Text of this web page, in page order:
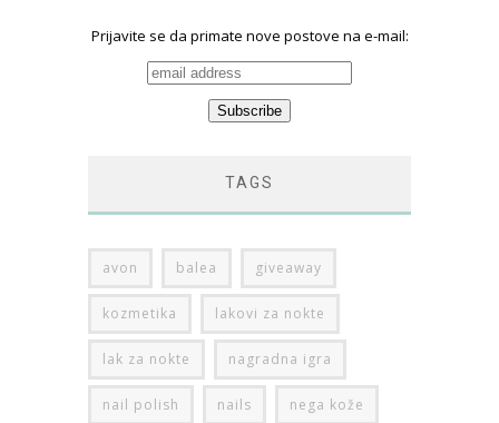
Prijavite se da primate nove postove na e-mail:
TAGS
avon balea giveaway
kozmetika lakovi za nokte
lak za nokte nagradna igra
nail polish nails nega kože